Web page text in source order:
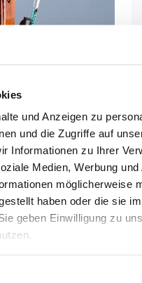
und Anzeigen zu
und die Zugriffe auf
Informationen zu Ihrer
Medien, Werbung
möglicherweise
haben oder die sie
geben Einwilligung zu